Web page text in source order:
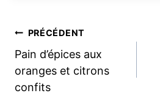
Navigation
de
l’article
PRÉCÉDENT
Pain d’épices aux
oranges et citrons
confits